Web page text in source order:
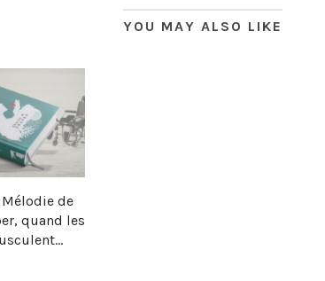
YOU MAY ALSO LIKE
de
quand les